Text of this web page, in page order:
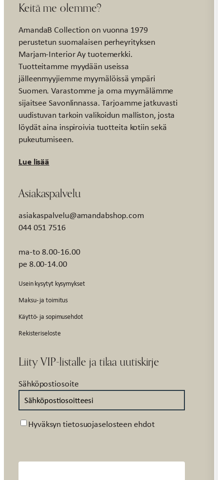
Keitä me olemme?
AmandaB Collection on vuonna 1979
perustetun suomalaisen perheyrityksen
Marjam-Interior Ay tuotemerkki.
Tuotteitamme myydään useissa
jälleenmyyjiemme myymälöissä ympäri
Suomen. Varastomme ja oma myymälämme
sijaitsee Savonlinnassa. Tarjoamme jatkuvasti
uudistuvan tarkoin valikoidun malliston, josta
löydät aina inspiroivia tuotteita kotiin sekä
pukeutumiseen.
Lue lisää
Asiakaspalvelu
asiakaspalvelu@amandabshop.com
044 051 7516
ma-to 8.00-16.00
pe 8.00-14.00
Usein kysytyt kysymykset
Maksu- ja toimitus
Käyttö- ja sopimusehdot
Rekisteriseloste
Liity VIP-listalle ja tilaa uutiskirje
Sähköpostiosoite
Suostumus
Hyväksyn tietosuojaselosteen ehdot